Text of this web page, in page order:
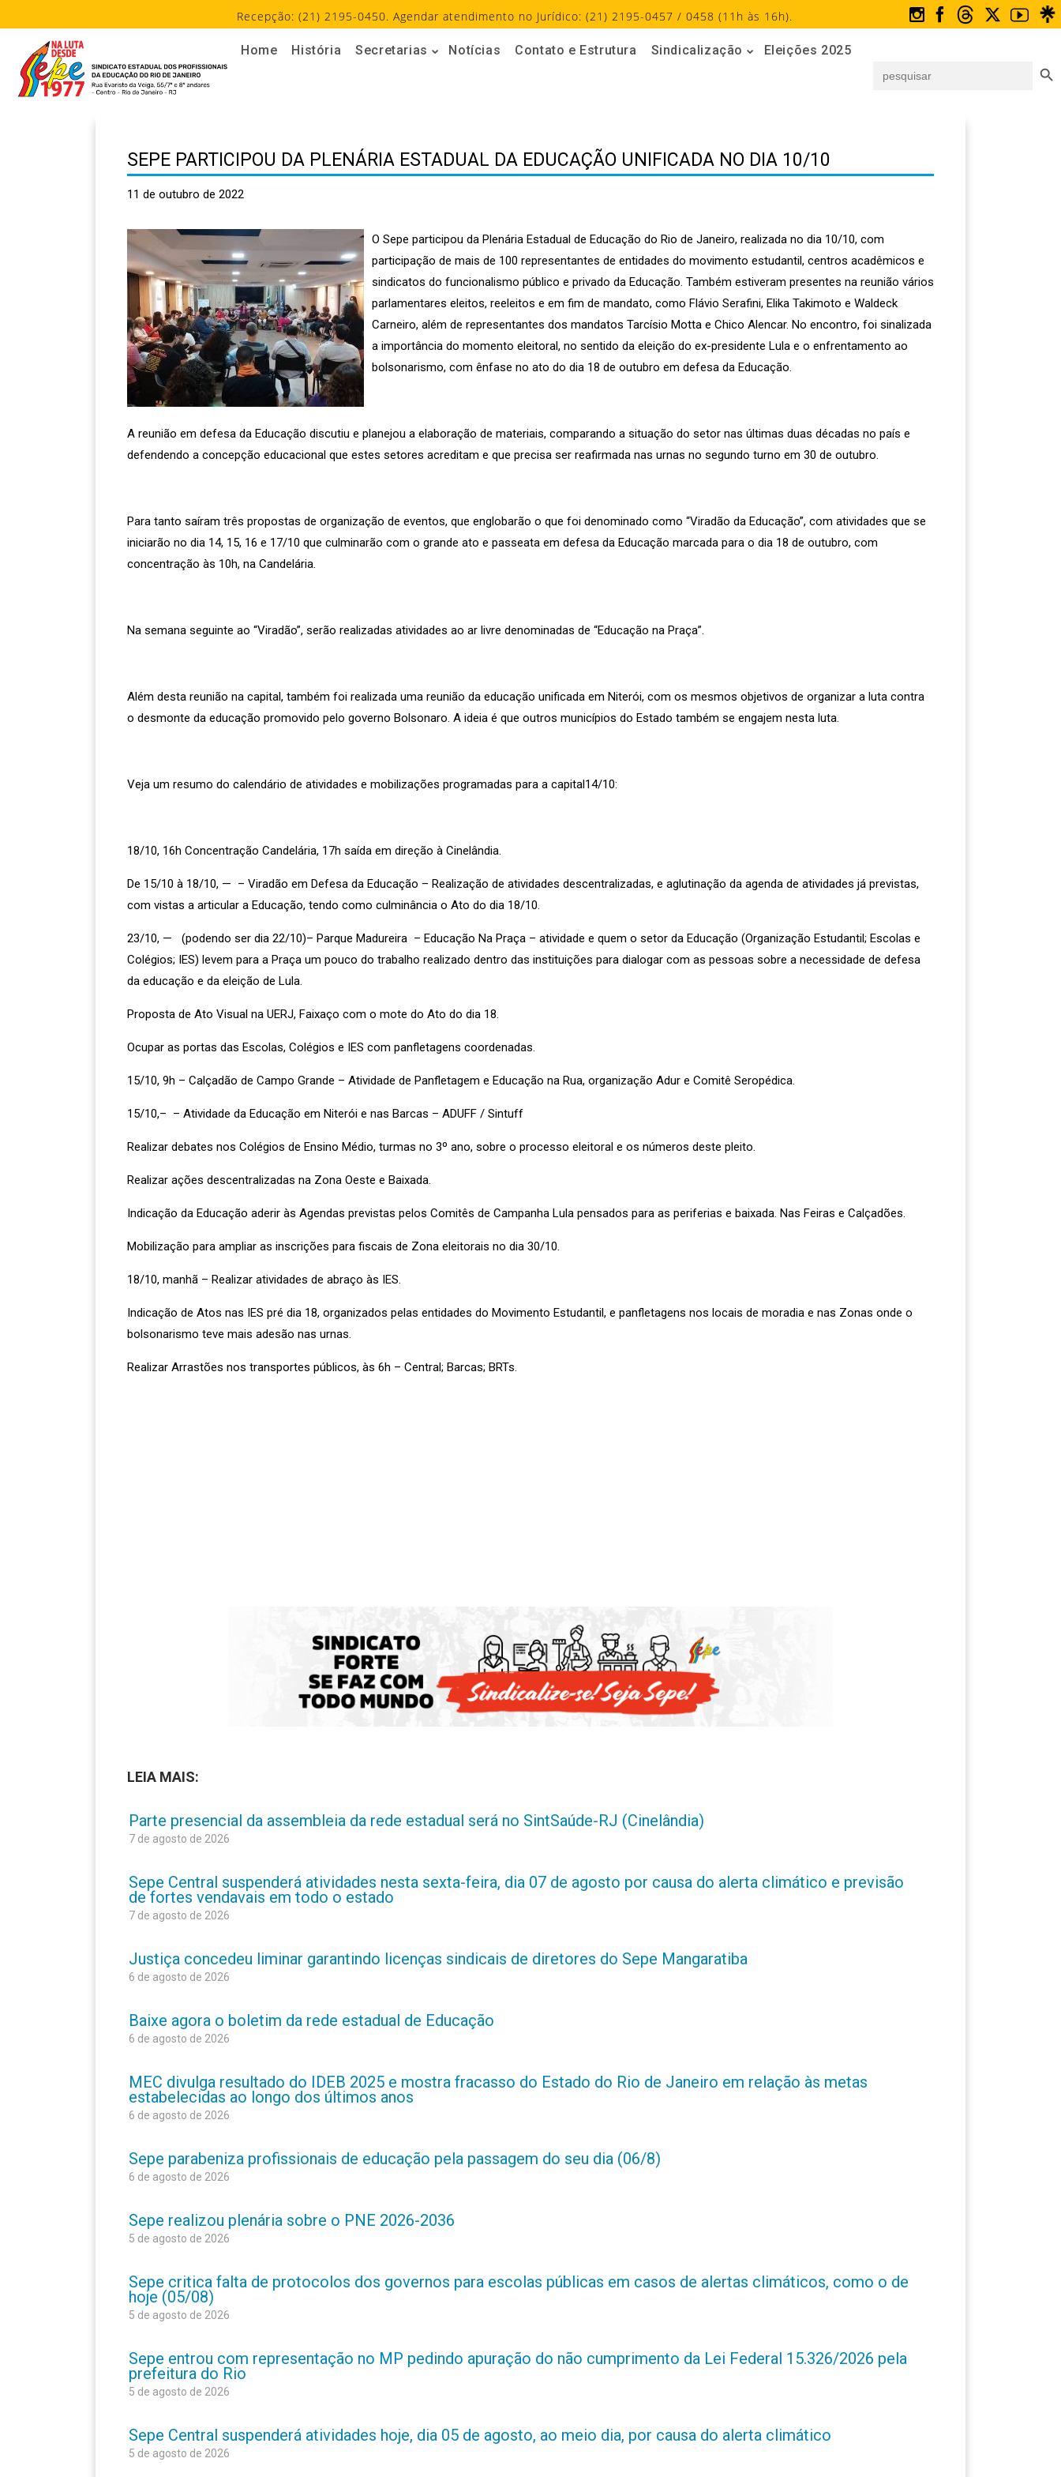
Recepção: (21) 2195-0450. Agendar atendimento no Jurídico: (21) 2195-0457 / 0458 (11h às 16h).
Home História Secretarias Notícias Contato e Estrutura Sindicalização
Eleições 2025
for:
SEPE PARTICIPOU DA PLENÁRIA ESTADUAL DA EDUCAÇÃO UNIFICADA NO DIA 10/10
11 de outubro de 2022
O Sepe participou da Plenária Estadual de Educação do Rio de Janeiro, realizada no dia 10/10, com
participação de mais de 100 representantes de entidades do movimento estudantil, centros acadêmicos e
sindicatos do funcionalismo público e privado da Educação. Também estiveram presentes na reunião vários
parlamentares eleitos, reeleitos e em fim de mandato, como Flávio Serafini, Elika Takimoto e Waldeck
Carneiro, além de representantes dos mandatos Tarcísio Motta e Chico Alencar. No encontro, foi sinalizada
a importância do momento eleitoral, no sentido da eleição do ex-presidente Lula e o enfrentamento ao
bolsonarismo, com ênfase no ato do dia 18 de outubro em defesa da Educação.
A reunião em defesa da Educação discutiu e planejou a elaboração de materiais, comparando a situação do setor nas últimas duas décadas no país e
defendendo a concepção educacional que estes setores acreditam e que precisa ser reafirmada nas urnas no segundo turno em 30 de outubro.
Para tanto saíram três propostas de organização de eventos, que englobarão o que foi denominado como “Viradão da Educação”, com atividades que se
iniciarão no dia 14, 15, 16 e 17/10 que culminarão com o grande ato e passeata em defesa da Educação marcada para o dia 18 de outubro, com
concentração às 10h, na Candelária.
Na semana seguinte ao “Viradão”, serão realizadas atividades ao ar livre denominadas de “Educação na Praça”.
Além desta reunião na capital, também foi realizada uma reunião da educação unificada em Niterói, com os mesmos objetivos de organizar a luta contra
o desmonte da educação promovido pelo governo Bolsonaro. A ideia é que outros municípios do Estado também se engajem nesta luta.
Veja um resumo do calendário de atividades e mobilizações programadas para a capital14/10:
18/10, 16h Concentração Candelária, 17h saída em direção à Cinelândia.
De 15/10 à 18/10, — – Viradão em Defesa da Educação – Realização de atividades descentralizadas, e aglutinação da agenda de atividades já previstas,
com vistas a articular a Educação, tendo como culminância o Ato do dia 18/10.
23/10, — (podendo ser dia 22/10)– Parque Madureira – Educação Na Praça – atividade e quem o setor da Educação (Organização Estudantil; Escolas e
Colégios; IES) levem para a Praça um pouco do trabalho realizado dentro das instituições para dialogar com as pessoas sobre a necessidade de defesa
da educação e da eleição de Lula.
Proposta de Ato Visual na UERJ, Faixaço com o mote do Ato do dia 18.
Ocupar as portas das Escolas, Colégios e IES com panfletagens coordenadas.
15/10, 9h – Calçadão de Campo Grande – Atividade de Panfletagem e Educação na Rua, organização Adur e Comitê Seropédica.
15/10,– – Atividade da Educação em Niterói e nas Barcas – ADUFF / Sintuff
Realizar debates nos Colégios de Ensino Médio, turmas no 3º ano, sobre o processo eleitoral e os números deste pleito.
Realizar ações descentralizadas na Zona Oeste e Baixada.
Indicação da Educação aderir às Agendas previstas pelos Comitês de Campanha Lula pensados para as periferias e baixada. Nas Feiras e Calçadões.
Mobilização para ampliar as inscrições para fiscais de Zona eleitorais no dia 30/10.
18/10, manhã – Realizar atividades de abraço às IES.
Indicação de Atos nas IES pré dia 18, organizados pelas entidades do Movimento Estudantil, e panfletagens nos locais de moradia e nas Zonas onde o
bolsonarismo teve mais adesão nas urnas.
Realizar Arrastões nos transportes públicos, às 6h – Central; Barcas; BRTs.
LEIA MAIS:
Parte presencial da assembleia da rede estadual será no SintSaúde-RJ (Cinelândia)
7 de agosto de 2026
Sepe Central suspenderá atividades nesta sexta-feira, dia 07 de agosto por causa do alerta climático e previsão
de fortes vendavais em todo o estado
7 de agosto de 2026
Justiça concedeu liminar garantindo licenças sindicais de diretores do Sepe Mangaratiba
6 de agosto de 2026
Baixe agora o boletim da rede estadual de Educação
6 de agosto de 2026
MEC divulga resultado do IDEB 2025 e mostra fracasso do Estado do Rio de Janeiro em relação às metas
estabelecidas ao longo dos últimos anos
6 de agosto de 2026
Sepe parabeniza profissionais de educação pela passagem do seu dia (06/8)
6 de agosto de 2026
Sepe realizou plenária sobre o PNE 2026-2036
5 de agosto de 2026
Sepe critica falta de protocolos dos governos para escolas públicas em casos de alertas climáticos, como o de
hoje (05/08)
5 de agosto de 2026
Sepe entrou com representação no MP pedindo apuração do não cumprimento da Lei Federal 15.326/2026 pela
prefeitura do Rio
5 de agosto de 2026
Sepe Central suspenderá atividades hoje, dia 05 de agosto, ao meio dia, por causa do alerta climático
5 de agosto de 2026